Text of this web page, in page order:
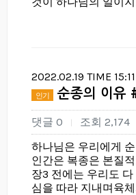
2022.02.19 TIME 15:11
인기 순종의 이유
댓글 0
조회 2,174
하나님은 우리에게
인간은 복종은 본질
장3 전에는 우리도
심을 따라 지내며육